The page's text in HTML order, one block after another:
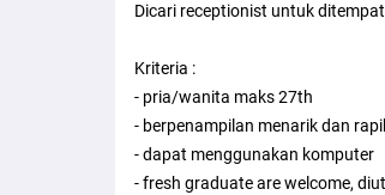
Dicari receptionist untuk
Kriteria :
- pria/wanita maks 27th
- berpenampilan menarik dan
- dapat menggunakan komputer
- fresh graduate are welcome,